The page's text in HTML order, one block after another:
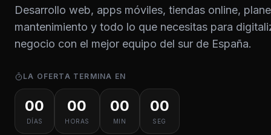
Desarrollo web, apps móviles, tiendas online,
mantenimiento y todo lo que necesitas para
negocio con el mejor equipo del sur de España.
LA OFERTA TERMINA EN
00
DÍAS
00
HORAS
00
MIN
00
SEG